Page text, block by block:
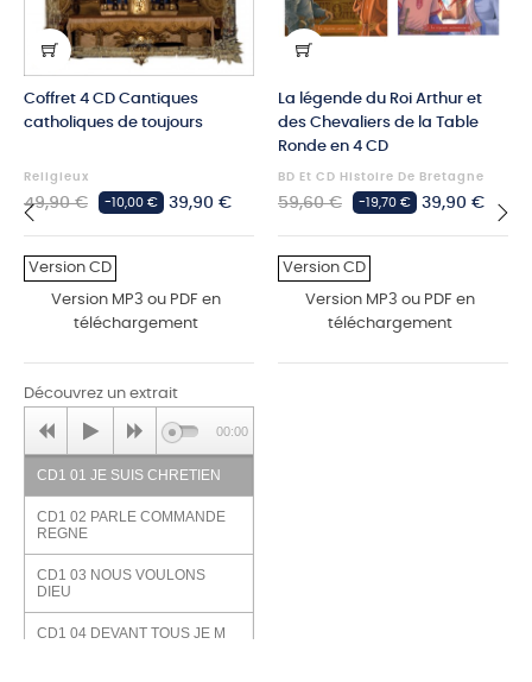
Coffret 4 CD Cantiques
catholiques de toujours
Religieux
Prix
habituel
49,90 € -10,00 € Prix
39,90 €
Version CD
Version MP3 ou PDF en
téléchargement
Découvrez un extrait
CD1 01 JE SUIS CHRETIEN
CD1 02 PARLE COMMANDE
REGNE
CD1 03 NOUS VOULONS
DIEU
CD1 04 DEVANT TOUS JE M
00:00
La légende du Roi Arthur et
des Chevaliers de la Table
Ronde en 4 CD
BD Et CD Histoire De Bretagne
Prix
59,60 € -19,70 € Prix
39,90 €
Version CD
Version MP3 ou PDF en
téléchargement
‹